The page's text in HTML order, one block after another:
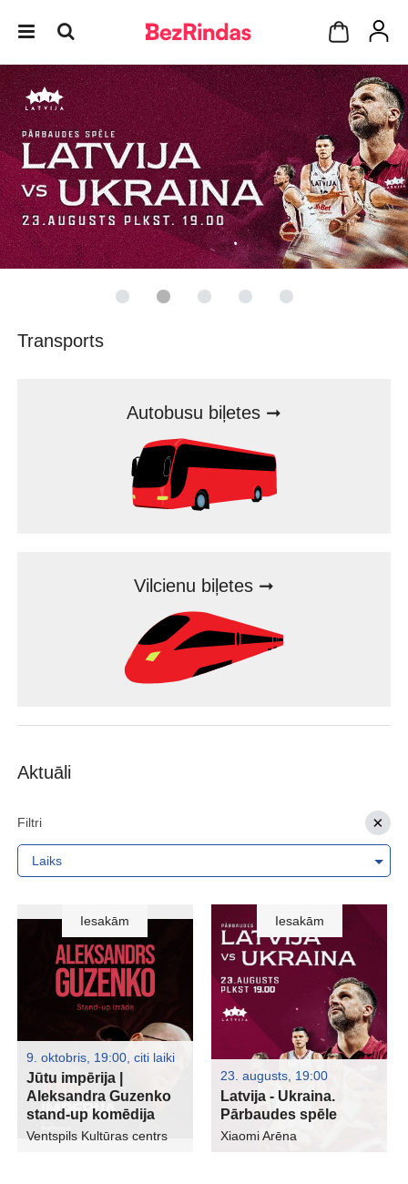
Transports
Autobusu biļetes ➞
Vilcienu biļetes ➞
Aktuāli
Filtri
Laiks
Iesakām
9. oktobris, 19:00 citi laiki
Jūtu impērija |
Aleksandra Guzenko
stand-up komēdija
Ventspils Kultūras centrs
Iesakām
23. augusts, 19:00
Latvija - Ukraina.
Pārbaudes spēle
Xiaomi Arēna